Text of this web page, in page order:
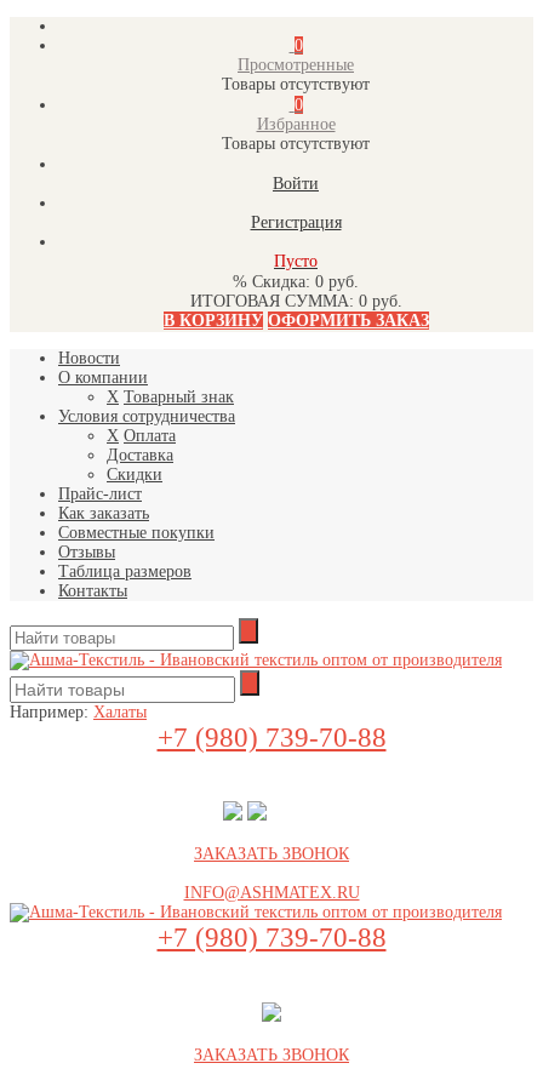
0
Просмотренные
Товары отсутствуют
0
Избранное
Товары отсутствуют
Войти
Регистрация
Пусто
% Скидка: 0 руб.
ИТОГОВАЯ СУММА: 0 руб.
В КОРЗИНУ ОФОРМИТЬ ЗАКАЗ
Новости
О компании
X Товарный знак
Условия сотрудничества
X Оплата
Доставка
Скидки
Прайс-лист
Как заказать
Совместные покупки
Отзывы
Таблица размеров
Контакты
Например: Халаты
+7 (980) 739-70-88
ЗАКАЗАТЬ ЗВОНОК
INFO@ASHMATEX.RU
+7 (980) 739-70-88
ЗАКАЗАТЬ ЗВОНОК